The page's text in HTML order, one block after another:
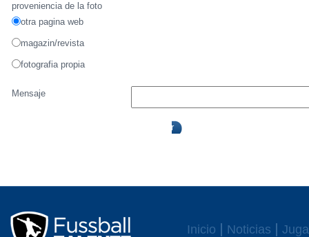
proveniencia de la foto
otra pagina web
magazin/revista
fotografia propia
Mensaje
Inicio Noticias